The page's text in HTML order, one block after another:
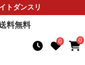
トダンスリ
料無料
0 0